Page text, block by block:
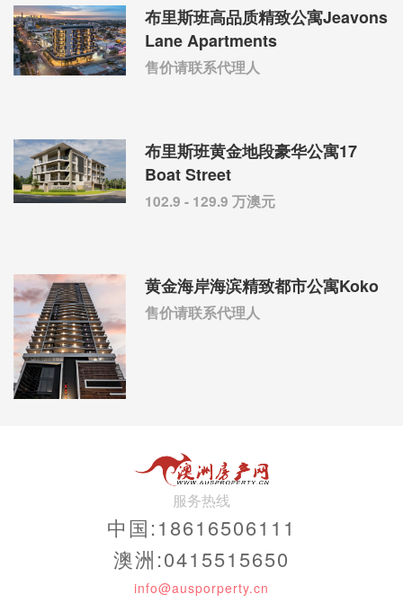
布里斯班高品质精致公寓Jeavons
Lane Apartments
售价请联系代理人
布里斯班黄金地段豪华公寓17
Boat Street
102.9 - 129.9 万澳元
黄金海岸海滨精致都市公寓Koko
售价请联系代理人
服务热线
中国:18616506111
澳洲:0415515650
info@ausporperty.cn